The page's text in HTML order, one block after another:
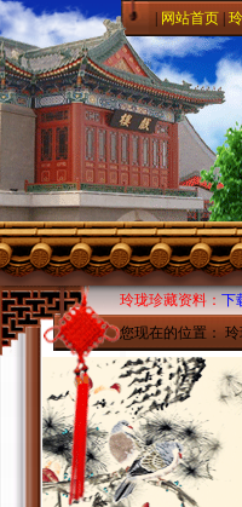
网站首页
玲珑珍藏资料：下
您现在的位置：玲